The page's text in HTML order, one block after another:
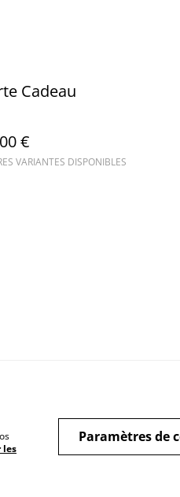
Cadeau
€
VARIANTES DISPONIBLES
Conditions générales
les
Paramètres de